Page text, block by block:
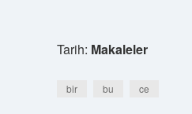
Tarih: Makaleler
bir bu ce